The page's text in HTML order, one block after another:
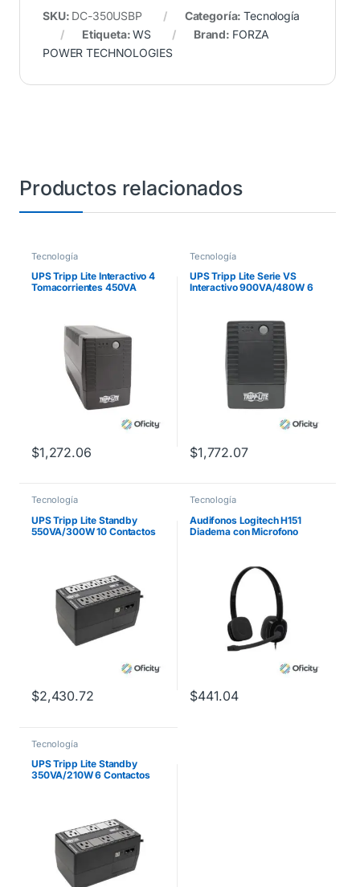
SKU: DC-350USBP Categoría:Tecnología
Etiqueta:WS Brand: FORZA
POWER TECHNOLOGIES
Productos relacionados
Tecnología
UPS Tripp Lite Interactivo 4
Tomacorrientes 450VA
$1,272.06
Tecnología
UPS Tripp Lite Serie VS
Interactivo 900VA/480W 6
$1,772.07
Tecnología
UPS Tripp Lite Standby
550VA/300W 10 Contactos
$2,430.72
Tecnología
Audifonos Logitech H151
Diadema con Microfono
$441.04
Tecnología
UPS Tripp Lite Standby
350VA/210W 6 Contactos